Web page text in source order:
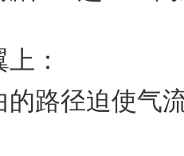
：
的路径迫使气